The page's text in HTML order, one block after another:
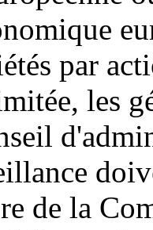
par
les
de la